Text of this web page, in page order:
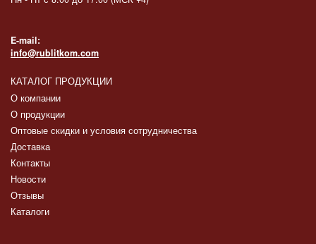
E-mail:
info@rublitkom.com
КАТАЛОГ ПРОДУКЦИИ
О компании
О продукции
Оптовые скидки и условия сотрудничества
Доставка
Контакты
Новости
Отзывы
Каталоги